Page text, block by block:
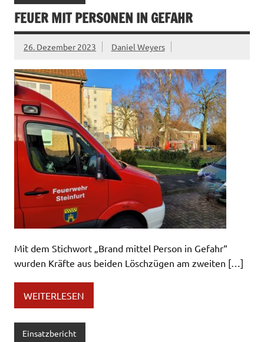
FEUER MIT PERSONEN IN GEFAHR
26. Dezember 2023 Daniel Weyers
Mit dem Stichwort „Brand mittel Person in Gefahr“
wurden Kräfte aus beiden Löschzügen am zweiten […]
WEITERLESEN
Einsatzbericht